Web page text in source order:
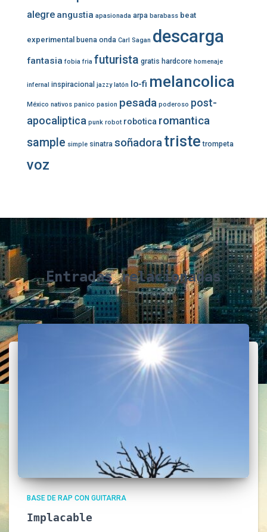
alegre angustia apasionada arpa barabass beat
experimental buena onda Carl Sagan descarga
fantasia fobia fria futurista gratis hardcore homenaje
infernal inspiracional jazzy latón lo-fi melancolica
México nativos panico pasion pesada poderoso post-
apocaliptica punk robot robotica romantica
sample simple sinatra soñadoratriste trompeta
voz
Entradas relacionadas
BASE DE RAP CON GUITARRA
Implacable